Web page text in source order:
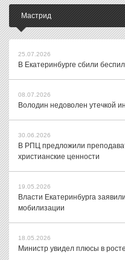
Мастрид
25.07.2026
В Екатеринбурге сбили
08.07.2026
Володин недоволен утечкой
30.06.2026
В РПЦ предложили
христианские ценности
19.05.2026
Власти Екатеринбурга
мобилизации
18.05.2026
Министр увидел плюсы в